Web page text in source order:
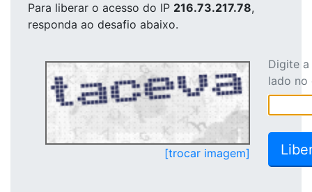
Para liberar o acesso do IP 216.73.217.78,
responda ao desafio abaixo.
[trocar imagem]
Digite
lado no